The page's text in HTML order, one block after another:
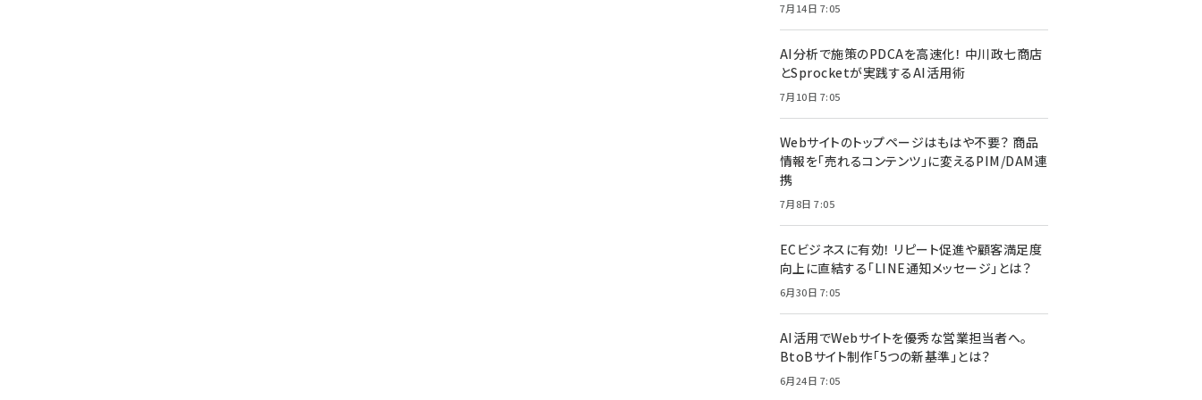
7月14日 7:05
AI分析で施策のPDCAを高速化！ 中川政七商店
とSprocketが実践するAI活用術
7月10日 7:05
Webサイトのトップページはもはや不要？ 商品
情報を「売れるコンテンツ」に変えるPIM/DAM連
携
7月8日 7:05
ECビジネスに有効！ リピート促進や顧客満足度
向上に直結する「LINE通知メッセージ」とは？
6月30日 7:05
AI活用でWebサイトを優秀な営業担当者へ。
BtoBサイト制作「5つの新基準」とは？
6月24日 7:05